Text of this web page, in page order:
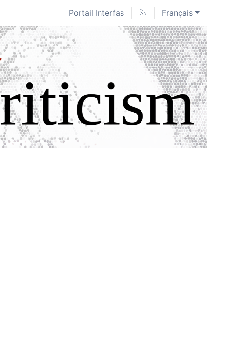
Portail Interfas Français